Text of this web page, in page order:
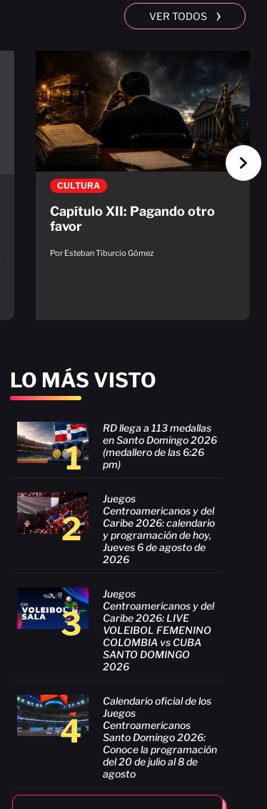
VER TODOS ›
CULTURA
Capítulo XII: Pagando otro
favor
Por Esteban Tiburcio Gómez
LO MÁS VISTO
1
RD llega a 113 medallas
en Santo Domingo 2026
(medallero de las 6:26
pm)
2
Juegos
Centroamericanos y del
Caribe 2026: calendario
y programación de hoy,
Jueves 6 de agosto de
2026
3
Juegos
Centroamericanos y del
Caribe 2026: LIVE
VOLEIBOL FEMENINO
COLOMBIA vs CUBA
SANTO DOMINGO
2026
4
Calendario oficial de los
Juegos
Centroamericanos
Santo Domingo 2026:
Conoce la programación
del 20 de julio al 8 de
agosto